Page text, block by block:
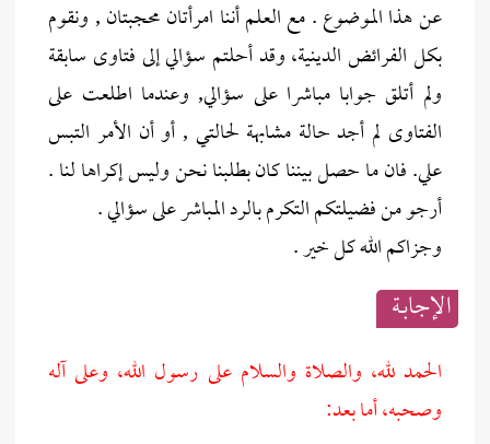
عن هذا الموضوع . مع العلم أننا امرأتان محجبتان , ونقوم
بكل الفرائض الدينية، وقد أحلتم سؤالي إلى فتاوى سابقة
ولم أتلق جوابا مباشرا على سؤالي, وعندما اطلعت على
الفتاوى لم أجد حالة مشابهة لحالتي , أو أن الأمر التبس
علي. فان ما حصل بيننا كان بطلبنا نحن وليس إكراها لنا .
أرجو من فضيلتكم التكرم بالرد المباشر على سؤالي .
وجزاكم الله كل خير .
الإجابــة
الحمد لله، والصلاة والسلام على رسول الله، وعلى آله
وصحبه، أما بعد: